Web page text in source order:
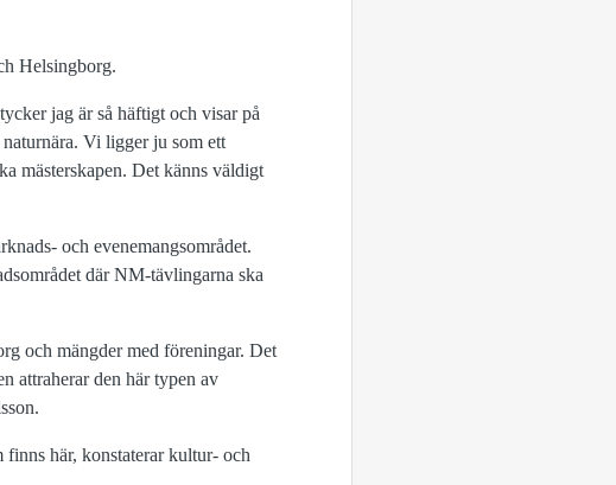
Helsingborg.
jag är så häftigt och visar på
Vi ligger ju som ett
mästerskapen. Det känns väldigt
och evenemangsområdet.
där NM-tävlingarna ska
och mängder med föreningar. Det
attraherar den här typen av
här, konstaterar kultur- och